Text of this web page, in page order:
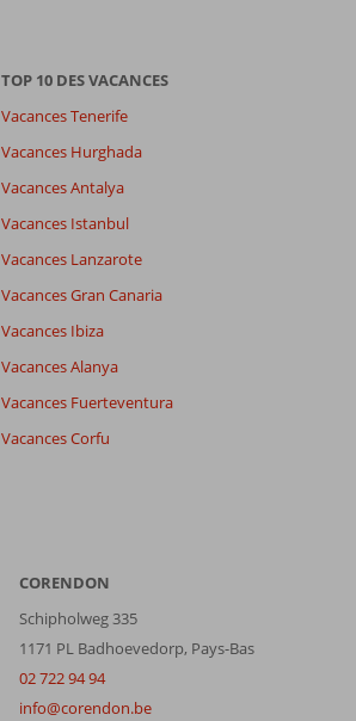
TOP 10 DES VACANCES
Vacances Tenerife
Vacances Hurghada
Vacances Antalya
Vacances Istanbul
Vacances Lanzarote
Vacances Gran Canaria
Vacances Ibiza
Vacances Alanya
Vacances Fuerteventura
Vacances Corfu
CORENDON
Schipholweg 335
1171 PL Badhoevedorp, Pays-Bas
02 722 94 94
info@corendon.be